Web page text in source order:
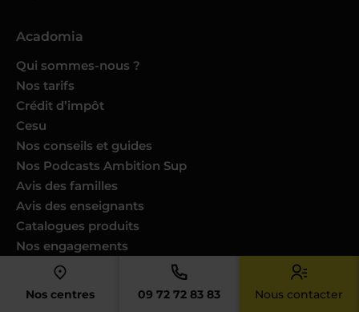
Nos centres 09 72 72 83 83 Nous contacter
Acadomia
Qui sommes-nous ?
Nos tarifs
Crédit d’impôt
Cesu
Nos conseils et guides
Nos Podcasts Ambition Sup
Avis des familles
Avis des enseignants
Catalogues produits
Nos engagements
Nous joindre
Devenir enseignant